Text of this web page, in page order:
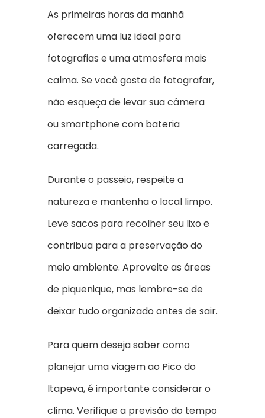
As primeiras horas da manhã
oferecem uma luz ideal para
fotografias e uma atmosfera mais
calma. Se você gosta de fotografar,
não esqueça de levar sua câmera
ou smartphone com bateria
carregada.
Durante o passeio, respeite a
natureza e mantenha o local limpo.
Leve sacos para recolher seu lixo e
contribua para a preservação do
meio ambiente. Aproveite as áreas
de piquenique, mas lembre-se de
deixar tudo organizado antes de sair.
Para quem deseja saber como
planejar uma viagem ao Pico do
Itapeva, é importante considerar o
clima. Verifique a previsão do tempo